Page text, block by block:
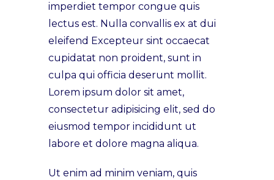
imperdiet tempor congue quis
lectus est. Nulla convallis ex at dui
eleifend Excepteur sint occaecat
cupidatat non proident, sunt in
culpa qui officia deserunt mollit.
Lorem ipsum dolor sit amet,
consectetur adipisicing elit, sed do
eiusmod tempor incididunt ut
labore et dolore magna aliqua.
Ut enim ad minim veniam, quis